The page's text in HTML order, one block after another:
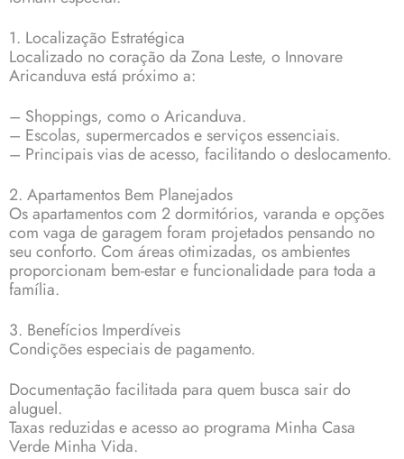
1. Localização Estratégica
Localizado no coração da Zona Leste, o Innovare
Aricanduva está próximo a:
– Shoppings, como o Aricanduva.
– Escolas, supermercados e serviços essenciais.
– Principais vias de acesso, facilitando o deslocamento.
2. Apartamentos Bem Planejados
Os apartamentos com 2 dormitórios, varanda e opções
com vaga de garagem foram projetados pensando no
seu conforto. Com áreas otimizadas, os ambientes
proporcionam bem-estar e funcionalidade para toda a
família.
3. Benefícios Imperdíveis
Condições especiais de pagamento.
Documentação facilitada para quem busca sair do
aluguel.
Taxas reduzidas e acesso ao programa Minha Casa
Verde Minha Vida.